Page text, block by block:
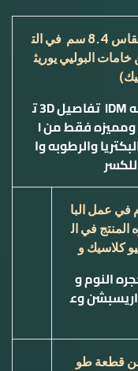
8.4سم في الت
البوليي يوريث
IDM تفاصيل3Dت
ومميزه فقط منI
والرطوبه وا
في عمل البا
في ال
كلاسيك و
النوم و
وع
عن قطعة طو